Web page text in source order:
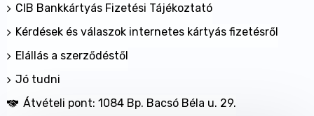
CIB Bankkártyás Fizetési Tájékoztató
Kérdések és válaszok internetes kártyás fizetésről
Elállás a szerződéstől
Jó tudni
Átvételi pont: 1084 Bp. Bacsó Béla u. 29.